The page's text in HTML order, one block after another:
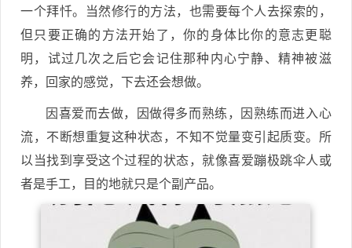
一个拜忏。当然修行的方法，也需要每个人去探索的，
但只要正确的方法开始了，你的身体比你的意志更聪
明，试过几次之后它会记住那种内心宁静、精神被滋
养，回家的感觉，下去还会想做。
因喜爱而去做，因做得多而熟练，因熟练而进入心
流，不断想重复这种状态，不知不觉量变引起质变。所
以当找到享受这个过程的状态，就像喜爱蹦极跳伞人或
者是手工，目的地就只是个副产品。